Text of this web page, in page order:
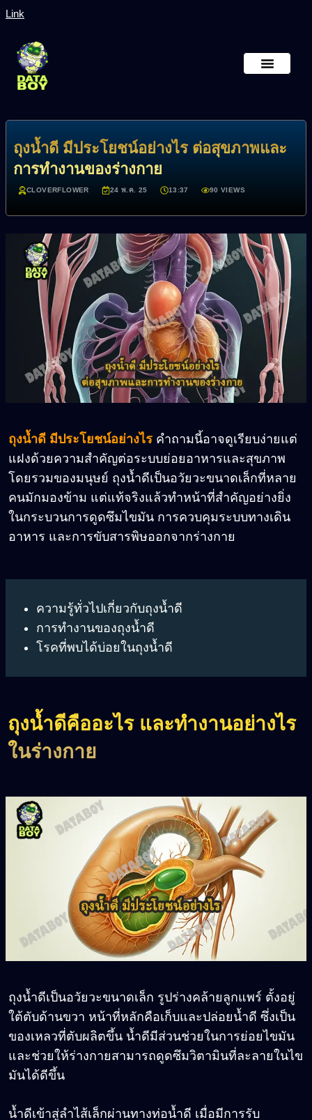
Link
ถุงน้ำดี มีประโยชน์อย่างไร ต่อสุขภาพและ
การทำงานของร่างกาย
CLOVERFLOWER 24 พ.ค. 25 13:37 90 VIEWS
ถุงน้ำดี มีประโยชน์อย่างไร คำถามนี้อาจดูเรียบง่ายแต่
แฝงด้วยความสำคัญต่อระบบย่อยอาหารและสุขภาพ
โดยรวมของมนุษย์ ถุงน้ำดีเป็นอวัยวะขนาดเล็กที่หลาย
คนมักมองข้าม แต่แท้จริงแล้วทำหน้าที่สำคัญอย่างยิ่ง
ในกระบวนการดูดซึมไขมัน การควบคุมระบบทางเดิน
อาหาร และการขับสารพิษออกจากร่างกาย
ความรู้ทั่วไปเกี่ยวกับถุงน้ำดี
การทำงานของถุงน้ำดี
โรคที่พบได้บ่อยในถุงน้ำดี
ถุงน้ำดีคืออะไร และทำงานอย่างไร
ในร่างกาย
ถุงน้ำดีเป็นอวัยวะขนาดเล็ก รูปร่างคล้ายลูกแพร์ ตั้งอยู่
ใต้ตับด้านขวา หน้าที่หลักคือเก็บและปล่อยน้ำดี ซึ่งเป็น
ของเหลวที่ตับผลิตขึ้น น้ำดีมีส่วนช่วยในการย่อยไขมัน
และช่วยให้ร่างกายสามารถดูดซึมวิตามินที่ละลายในไข
มันได้ดีขึ้น
น้ำดีเข้าสู่ลำไส้เล็กผ่านทางท่อน้ำดี เมื่อมีการรับ